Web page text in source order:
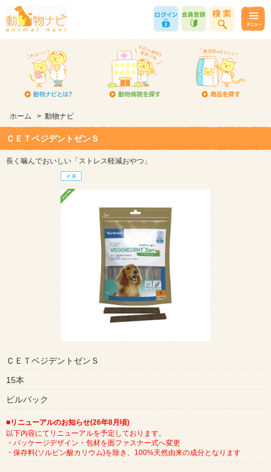
ホーム > 動物ナビ
ＣＥＴベジデントゼンＳ
長く噛んでおいしい「ストレス軽減おやつ」
ＣＥＴベジデントゼンＳ
15本
ビルバック
■リニューアルのお知らせ(26年8月頃)
以下内容にてリニューアルを予定しております。
・パッケージデザイン・包材を面ファスナー式へ変更
・保存料(ソルビン酸カリウム)を除き、100%天然由来の成分となります